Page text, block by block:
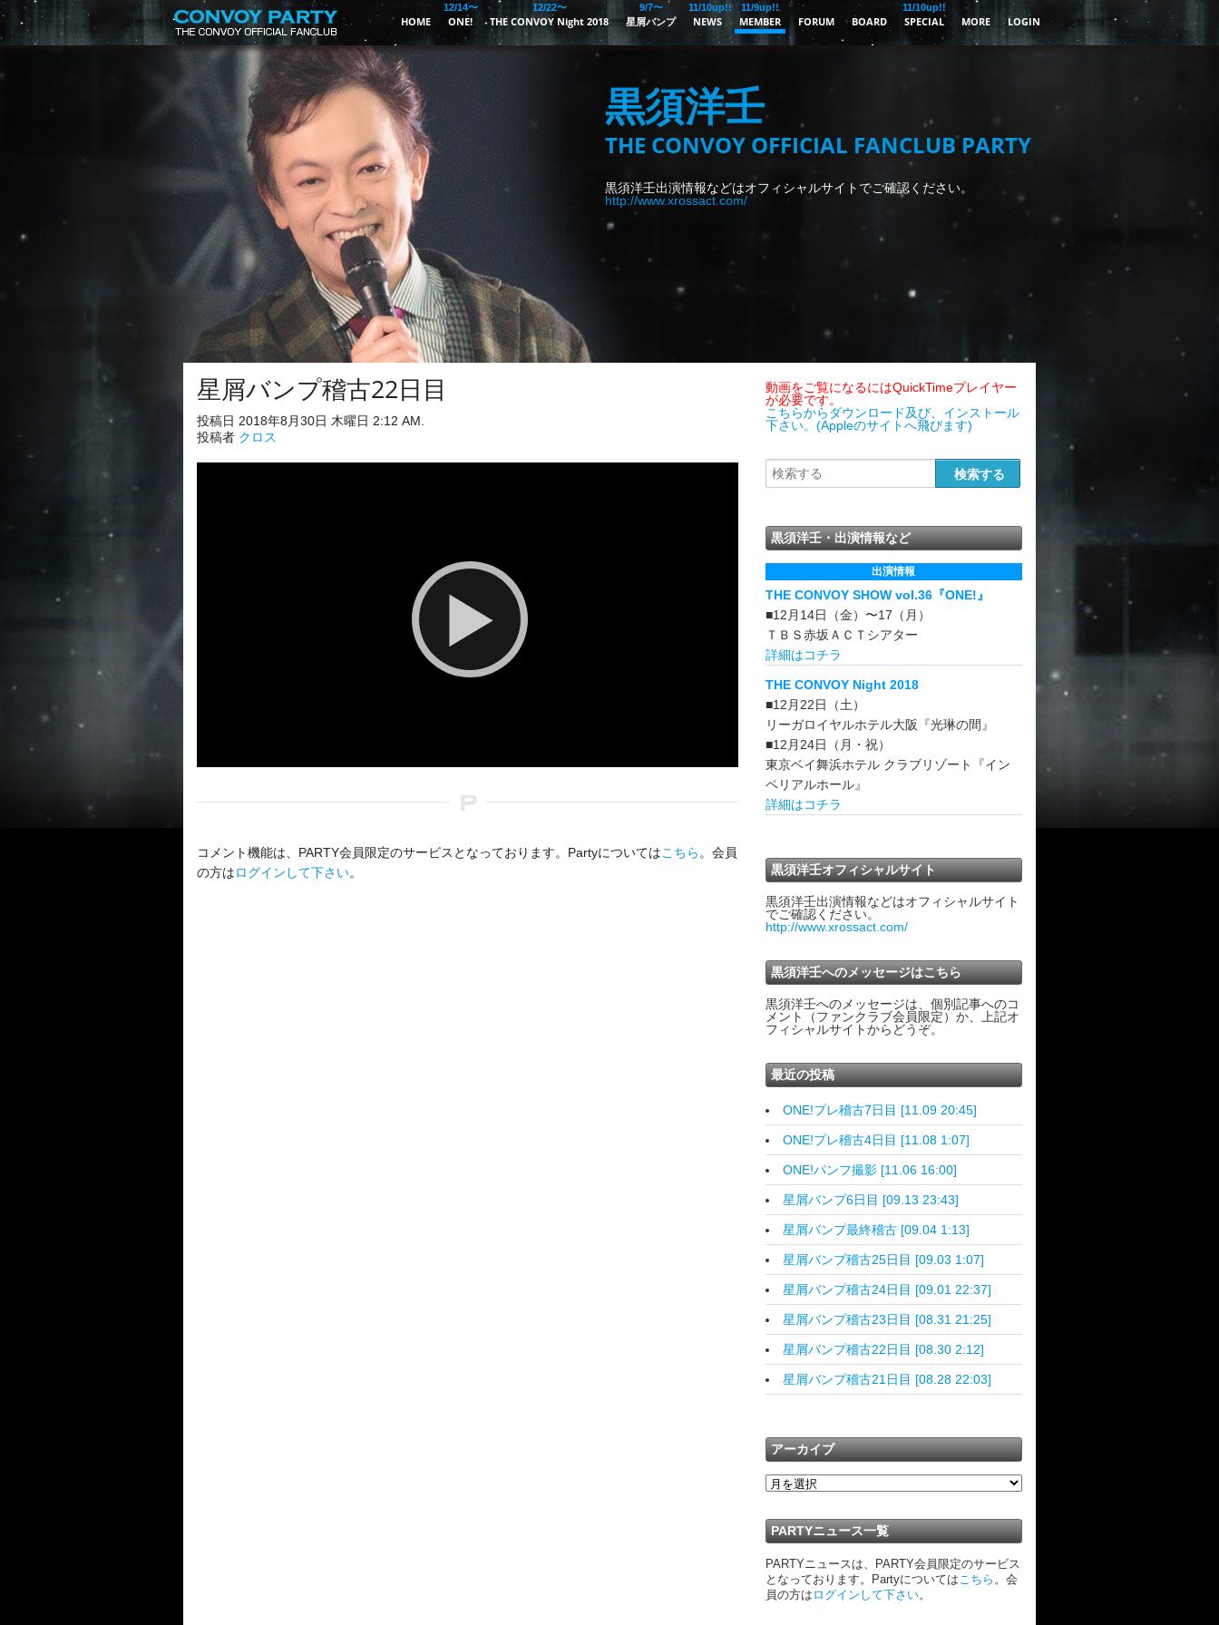
HOME ONE!
12/14〜
THE CONVOY Night 2018
12/22〜
星屑バンプ
9/7〜
NEWS
11/10up!!
MEMBER
11/9up!!
FORUM BOARD SPECIAL
11/10up!!
MORE LOGIN
黒須洋壬
THE CONVOY OFFICIAL FANCLUB PARTY
黒須洋壬出演情報などはオフィシャルサイトでご確認ください。
http://www.xrossact.com/
星屑バンプ稽古22日目
投稿日 2018年8月30日 木曜日 2:12 AM.
投稿者 クロス
コメント機能は、PARTY会員限定のサービスとなっております。Partyについてはこちら 。会員
の方はログインして下さい。
動画をご覧になるにはQuickTimeプレイヤー
が必要です。
こちらからダウンロード及び、インストール
下さい。(Appleのサイトへ飛びます)
黒須洋壬・出演情報など
出演情報
THE CONVOY SHOW vol.36『ONE!』
■12月14日（金）〜17（月）
ＴＢＳ赤坂ＡＣＴシアター
詳細はコチラ
THE CONVOY Night 2018
■12月22日（土）
リーガロイヤルホテル大阪『光琳の間』
■12月24日（月・祝）
東京ベイ舞浜ホテル クラブリゾート『イン
ペリアルホール』
詳細はコチラ
黒須洋壬オフィシャルサイト
黒須洋壬出演情報などはオフィシャルサイト
でご確認ください。
http://www.xrossact.com/
黒須洋壬へのメッセージはこちら
黒須洋壬へのメッセージは、個別記事へのコ
メント（ファンクラブ会員限定）か、上記オ
フィシャルサイトからどうぞ。
最近の投稿
ONE!プレ稽古7日目 [11.09 20:45]
ONE!プレ稽古4日目 [11.08 1:07]
ONE!パンフ撮影 [11.06 16:00]
星屑バンプ6日目 [09.13 23:43]
星屑バンプ最終稽古 [09.04 1:13]
星屑バンプ稽古25日目 [09.03 1:07]
星屑バンプ稽古24日目 [09.01 22:37]
星屑バンプ稽古23日目 [08.31 21:25]
星屑バンプ稽古22日目 [08.30 2:12]
星屑バンプ稽古21日目 [08.28 22:03]
アーカイブ
PARTYニュース一覧
PARTYニュースは、PARTY会員限定のサービス
となっております。Partyについてはこちら 。会
員の方は ログインして下さい。